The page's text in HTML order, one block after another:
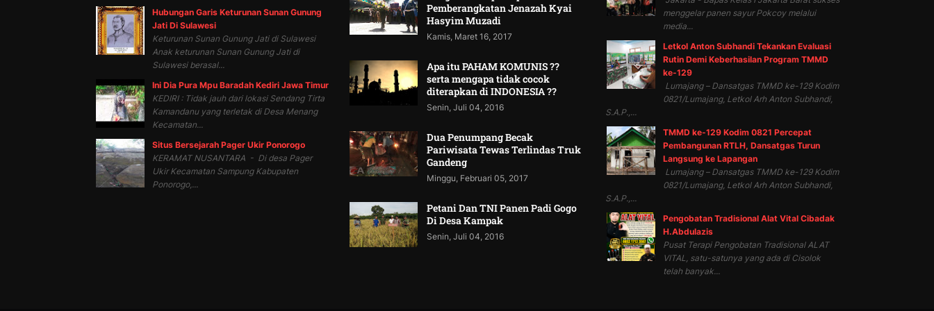
Hubungan Garis Keturunan Sunan Gunung
Jati Di Sulawesi
Keturunan Sunan Gunung Jati di Sulawesi
Anak keturunan Sunan Gunung Jati di
Sulawesi berasal...
Ini Dia Pura Mpu Baradah Kediri Jawa Timur
KEDIRI : Tidak jauh dari lokasi Sendang Tirta
Kamandanu yang terletak di Desa Menang
Kecamatan...
Situs Bersejarah Pager Ukir Ponorogo
KERAMAT NUSANTARA - Di desa Pager
Ukir Kecamatan Sampung Kabupaten
Ponorogo,...
Pemberangkatan Jenazah Kyai
Hasyim Muzadi
Kamis, Maret 16, 2017
Apa itu PAHAM KOMUNIS ??
serta mengapa tidak cocok
diterapkan di INDONESIA ??
Senin, Juli 04, 2016
Dua Penumpang Becak
Pariwisata Tewas Terlindas Truk
Gandeng
Minggu, Februari 05, 2017
Petani Dan TNI Panen Padi Gogo
Di Desa Kampak
Senin, Juli 04, 2016
menggelar panen sayur Pokcoy melalui
media...
Letkol Anton Subhandi Tekankan Evaluasi
Rutin Demi Keberhasilan Program TMMD
ke-129
Lumajang – Dansatgas TMMD ke-129 Kodim
0821/Lumajang, Letkol Arh Anton Subhandi,
S.A.P.,...
TMMD ke-129 Kodim 0821 Percepat
Pembangunan RTLH, Dansatgas Turun
Langsung ke Lapangan
Lumajang – Dansatgas TMMD ke-129 Kodim
0821/Lumajang, Letkol Arh Anton Subhandi,
S.A.P.,...
Pengobatan Tradisional Alat Vital Cibadak
H.Abdulazis
Pusat Terapi Pengobatan Tradisional ALAT
VITAL, satu-satunya yang ada di Cisolok
telah banyak...